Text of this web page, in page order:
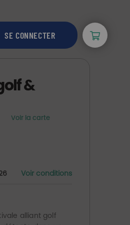
SE CONNECTER
&
Voir la carte
Voir conditions
alliant golf